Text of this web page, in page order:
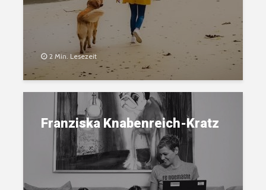
2 Min. Lesezeit
Franziska Knabenreich-Kratz